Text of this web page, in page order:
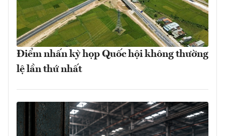
Điểm nhấn kỳ họp Quốc hội không thường
lệ lần thứ nhất